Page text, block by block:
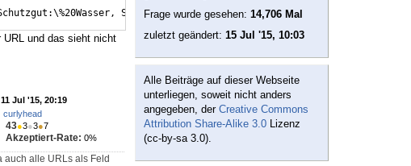
Stand: 04.06.2015.}
und das sieht nicht
11 Jul '15, 20:19
curlyhead
43●3●3●7
Akzeptiert-Rate: 0%
auch alle URLs als Feld
Frage wurde gesehen: 14,706 Mal
zuletzt geändert: 15 Jul '15, 10:03
Alle Beiträge auf dieser Webseite
unterliegen, soweit nicht anders
angegeben, der Creative Commons
Attribution Share-Alike 3.0 Lizenz
(cc-by-sa 3.0).